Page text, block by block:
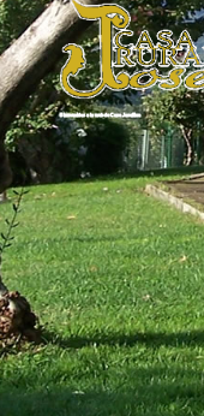
Bienvenidos a la web de Casa Josefina